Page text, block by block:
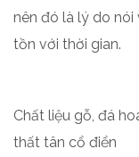
nên đó là lý do
tồn với thời gian.
Chất liệu gỗ, đá
thất tân cổ điển